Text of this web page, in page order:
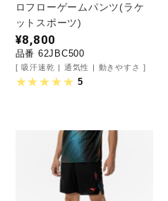
ツ
ズ
ロフローゲームパンツ(ラケ
ットスポーツ)
¥8,800
品番 62JBC500
吸汗速乾 通気性 動きやすさ
5